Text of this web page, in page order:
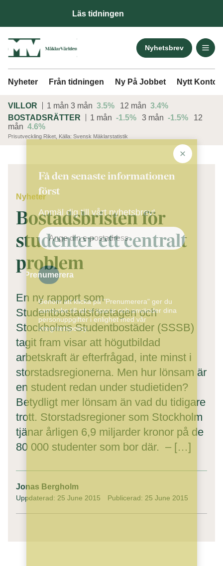
Läs tidningen
Nyhetsbrev
Nyheter Från tidningen Ny På Jobbet Nytt Kontor
VILLOR 1 mån 3 mån 3.5% 12 mån 3.4%
BOSTADSRÄTTER
1 mån -1.5% 3 mån -1.5%
12
mån 4.6%
Prisutveckling Riket, Källa: Svensk Mäklarstatistik
ANNONS
Nyheter
Bostadsbristen för
studenter ett centralt
problem
En ny rapport som
Studentbostadsföretagen och
Stockholms Studentbostäder (SSSB)
tagit fram visar att högutbildad
arbetskraft är efterfrågad, inte minst i
storstadsregionerna. Men hur lönsam är
en student redan under studietiden?
Betydligt mer lönsam än vad du tidigare
trott. Storstadsregioner som Stockholm
tjänar årligen 6,9 miljarder kronor på de
80 000 studenter som bor där. – […]
Jonas Bergholm
Uppdaterad: 25 June 2015 Publicerad: 25 June 2015
Få den senaste informationen
först
Anmäl dig till vårt nyhetsbrev!
Prenumerera
Genom att klicka på "Prenumerera" ger du
samtycke till att vi sparar och använder dina
personuppgifter i enlighet med vår
integritetspolicy.